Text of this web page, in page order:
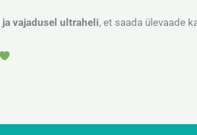
vajadusel ultraheli, et saada ülevaade